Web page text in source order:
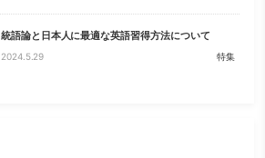
統語論と日本人に最適な英語習得方法について
2024.5.29 特集